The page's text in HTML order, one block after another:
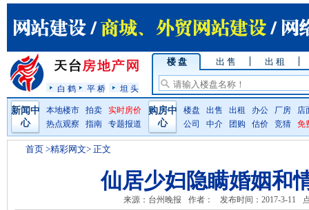
白 鹤 平 桥 坦 头
楼 盘 出 售 出 租
新闻中
心
本地楼市 拍卖
实时房价
热点观察
指南 专题报道
购房中
心
楼盘 出售 出租 办公 厂房
店
公司
中介 团购 估价 竞猜 免
首页 >精彩网文> 正文
仙居少妇隐瞒婚姻和
来源：台州晚报 作者： 发布时间：2017-3-11